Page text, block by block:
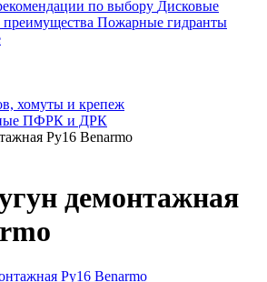
по выбору Дисковые
Пожарные гидранты
хомуты и крепеж
ПФРК и ДРК
Ру16 Benarmo
демонтажная